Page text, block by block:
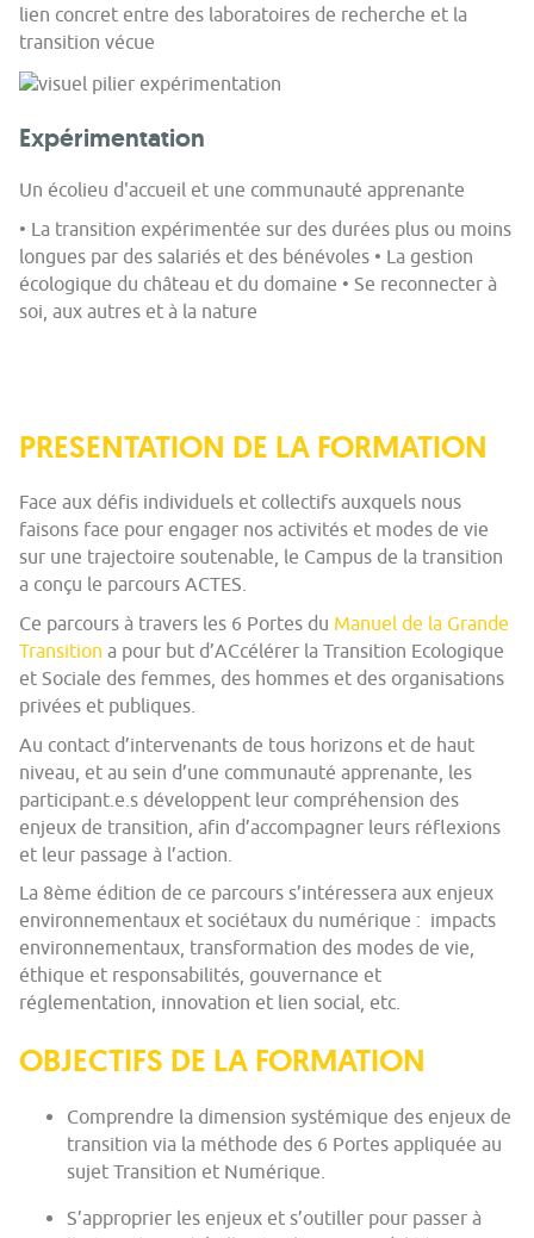
lien concret entre des laboratoires de recherche et la
transition vécue
Expérimentation
Un écolieu d'accueil et une communauté apprenante
• La transition expérimentée sur des durées plus ou moins
longues par des salariés et des bénévoles • La gestion
écologique du château et du domaine • Se reconnecter à
soi, aux autres et à la nature
PRESENTATION DE LA FORMATION
Face aux défis individuels et collectifs auxquels nous
faisons face pour engager nos activités et modes de vie
sur une trajectoire soutenable, le Campus de la transition
a conçu le parcours ACTES.
Ce parcours à travers les 6 Portes du Manuel de la Grande
Transition a pour but d’ACcélérer la Transition Ecologique
et Sociale des femmes, des hommes et des organisations
privées et publiques.
Au contact d’intervenants de tous horizons et de haut
niveau, et au sein d’une communauté apprenante, les
participant.e.s développent leur compréhension des
enjeux de transition, afin d’accompagner leurs réflexions
et leur passage à l’action.
La 8ème édition de ce parcours s’intéressera aux enjeux
environnementaux et sociétaux du numérique : impacts
environnementaux, transformation des modes de vie,
éthique et responsabilités, gouvernance et
réglementation, innovation et lien social, etc.
OBJECTIFS DE LA FORMATION
Comprendre la dimension systémique des enjeux de
transition via la méthode des 6 Portes appliquée au
sujet Transition et Numérique.
S’approprier les enjeux et s’outiller pour passer à